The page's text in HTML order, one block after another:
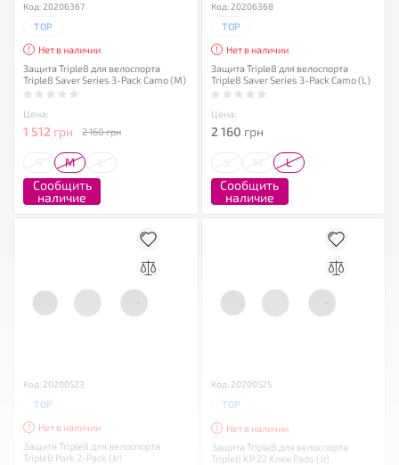
Код: 20206367
TOP
Нет в наличии
Защита Triple8 для велоспорта
Triple8 Saver Series 3-Pack Camo (M)
Цена:
1 512 грн 2 160 грн
M
Сообщить
наличие
Код: 20206368
TOP
Нет в наличии
Защита Triple8 для велоспорта
Triple8 Saver Series 3-Pack Camo (L)
Цена:
2 160 грн
L
Сообщить
наличие
Код: 20200523
TOP
Нет в наличии
Защита Triple8 для велоспорта
Triple8 Park 2-Pack (Jr)
Код: 20200525
TOP
Нет в наличии
Защита Triple8 для велоспорта
Triple8 KP 22 Knee Pads (Jr)